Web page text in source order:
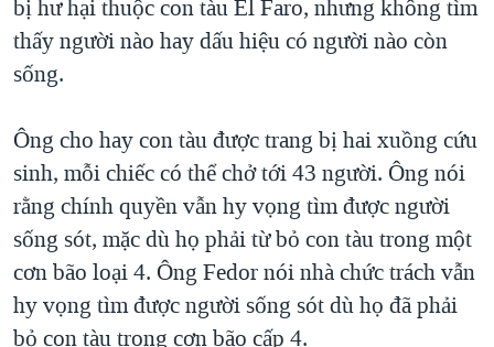
bị hư hại thuộc con tàu El Faro, nhưng không tìm
thấy người nào hay dấu hiệu có người nào còn
sống.
Ông cho hay con tàu được trang bị hai xuồng cứu
sinh, mỗi chiếc có thể chở tới 43 người. Ông nói
rằng chính quyền vẫn hy vọng tìm được người
sống sót, mặc dù họ phải từ bỏ con tàu trong một
cơn bão loại 4. Ông Fedor nói nhà chức trách vẫn
hy vọng tìm được người sống sót dù họ đã phải
bỏ con tàu trong cơn bão cấp 4.